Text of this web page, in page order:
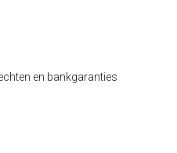
en bankgaranties